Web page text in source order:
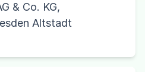
& Co. KG,
Altstadt